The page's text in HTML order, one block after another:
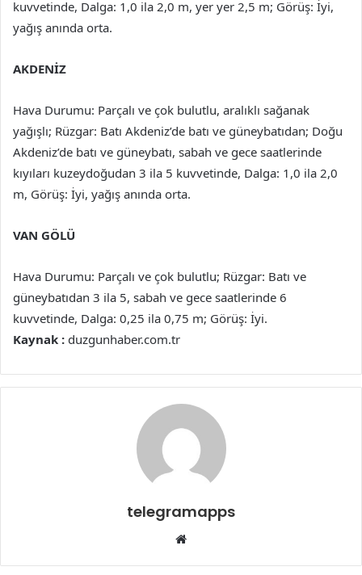
kuvvetinde, Dalga: 1,0 ila 2,0 m, yer yer 2,5 m; Görüş: İyi,
yağış anında orta.
AKDENİZ
Hava Durumu: Parçalı ve çok bulutlu, aralıklı sağanak
yağışlı; Rüzgar: Batı Akdeniz’de batı ve güneybatıdan; Doğu
Akdeniz’de batı ve güneybatı, sabah ve gece saatlerinde
kıyıları kuzeydoğudan 3 ila 5 kuvvetinde, Dalga: 1,0 ila 2,0
m, Görüş: İyi, yağış anında orta.
VAN GÖLÜ
Hava Durumu: Parçalı ve çok bulutlu; Rüzgar: Batı ve
güneybatıdan 3 ila 5, sabah ve gece saatlerinde 6
kuvvetinde, Dalga: 0,25 ila 0,75 m; Görüş: İyi.
Kaynak : duzgunhaber.com.tr
telegramapps
Web